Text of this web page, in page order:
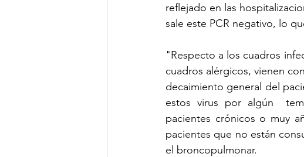
reflejado en las
"Respecto a los cuadros
cuadros alérgicos, vienen
decaimiento general del
estos virus por algún
pacientes crónicos o muy
pacientes que no están
el broncopulmonar.